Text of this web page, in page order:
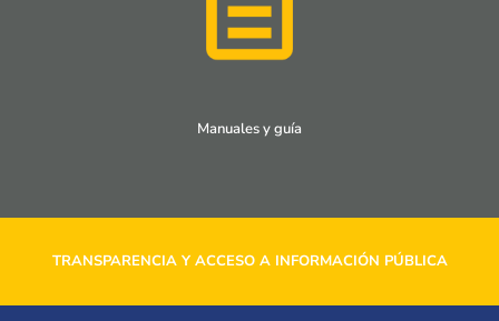
Manuales y guía
TRANSPARENCIA Y ACCESO A INFORMACIÓN PÚBLICA